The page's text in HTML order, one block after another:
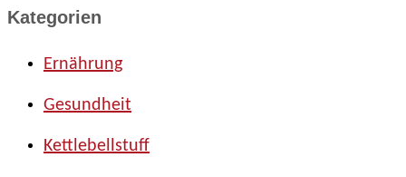
Kategorien
Ernährung
Gesundheit
Kettlebellstuff